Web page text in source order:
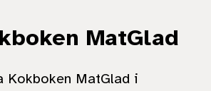
MatGlad
Kokboken MatGlad i